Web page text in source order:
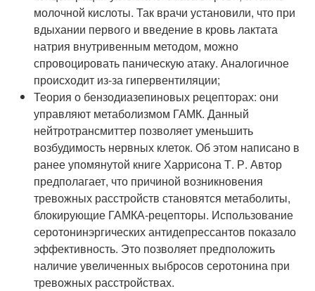
молочной кислоты. Так врачи установили, что при
вдыхании первого и введение в кровь лактата
натрия внутривенным методом, можно
спровоцировать паническую атаку. Аналогичное
происходит из-за гипервентиляции;
Теория о бензодиазепиновых рецепторах: они
управляют метаболизмом ГАМК. Данный
нейтротрансмиттер позволяет уменьшить
возбудимость нервных клеток. Об этом написано в
ранее упомянутой книге Харрисона Т. Р. Автор
предполагает, что причиной возникновения
тревожных расстройств становятся метаболиты,
блокирующие ГАМКА-рецепторы. Использование
серотонинэргических антидепрессантов показало
эффективность. Это позволяет предположить
наличие увеличенных выбросов серотонина при
тревожных расстройствах.